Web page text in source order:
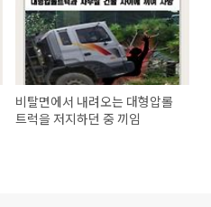
비탈면에서 내려오는 대형압롤
트럭을 저지하던 중 끼임